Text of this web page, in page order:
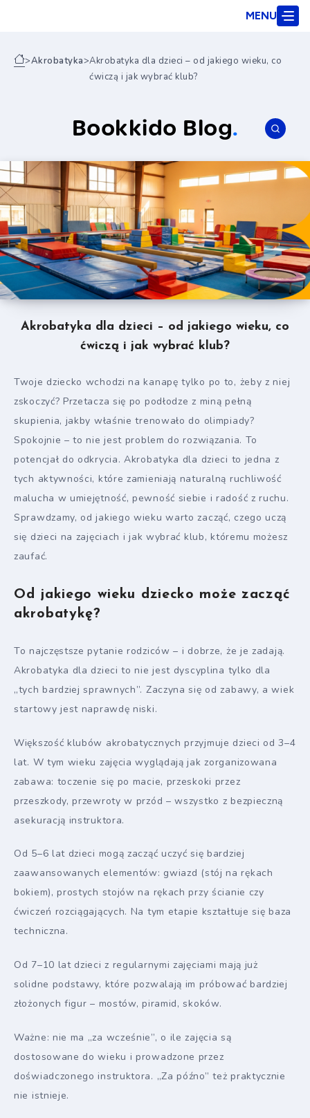
MENU
>Akrobatyka>Akrobatyka dla dzieci – od jakiego wieku, co
ćwiczą i jak wybrać klub?
Bookkido Blog.
Akrobatyka dla dzieci – od jakiego wieku, co
ćwiczą i jak wybrać klub?
Twoje dziecko wchodzi na kanapę tylko po to, żeby z niej
zskoczyć? Przetacza się po podłodze z miną pełną
skupienia, jakby właśnie trenowało do olimpiady?
Spokojnie – to nie jest problem do rozwiązania. To
potencjał do odkrycia. Akrobatyka dla dzieci to jedna z
tych aktywności, które zamieniają naturalną ruchliwość
malucha w umiejętność, pewność siebie i radość z ruchu.
Sprawdzamy, od jakiego wieku warto zacząć, czego uczą
się dzieci na zajęciach i jak wybrać klub, któremu możesz
zaufać.
Od jakiego wieku dziecko może zacząć
akrobatykę?
To najczęstsze pytanie rodziców – i dobrze, że je zadają.
Akrobatyka dla dzieci to nie jest dyscyplina tylko dla
„tych bardziej sprawnych”. Zaczyna się od zabawy, a wiek
startowy jest naprawdę niski.
Większość klubów akrobatycznych przyjmuje dzieci od 3–4
lat. W tym wieku zajęcia wyglądają jak zorganizowana
zabawa: toczenie się po macie, przeskoki przez
przeszkody, przewroty w przód – wszystko z bezpieczną
asekuracją instruktora.
Od 5–6 lat dzieci mogą zacząć uczyć się bardziej
zaawansowanych elementów: gwiazd (stój na rękach
bokiem), prostych stojów na rękach przy ścianie czy
ćwiczeń rozciągających. Na tym etapie kształtuje się baza
techniczna.
Od 7–10 lat dzieci z regularnymi zajęciami mają już
solidne podstawy, które pozwalają im próbować bardziej
złożonych figur – mostów, piramid, skoków.
Ważne: nie ma „za wcześnie”, o ile zajęcia są
dostosowane do wieku i prowadzone przez
doświadczonego instruktora. „Za późno” też praktycznie
nie istnieje.